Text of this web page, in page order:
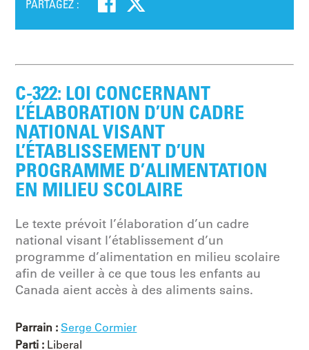
PARTAGEZ :
C-322: LOI CONCERNANT
L’ÉLABORATION D’UN CADRE
NATIONAL VISANT
L’ÉTABLISSEMENT D’UN
PROGRAMME D’ALIMENTATION
EN MILIEU SCOLAIRE
Le texte prévoit l’élaboration d’un cadre
national visant l’établissement d’un
programme d’alimentation en milieu scolaire
afin de veiller à ce que tous les enfants au
Canada aient accès à des aliments sains.
Parrain : Serge Cormier
Parti : Liberal